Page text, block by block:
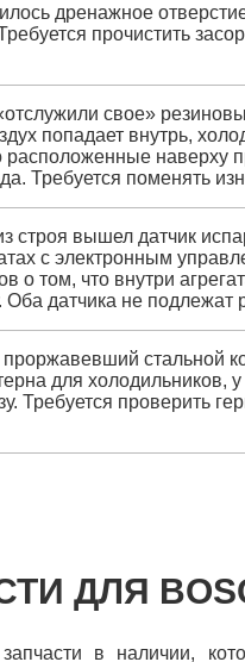
дренажное
прочистить
свое»
попадает внутрь,
расположенные наверху
Требуется поменять
строя вышел датчик
с электронным
о том, что внутри
датчика не подлежат
проржавевший стальной
для холодильников,
Требуется проверить
ДЛЯ
в наличии,